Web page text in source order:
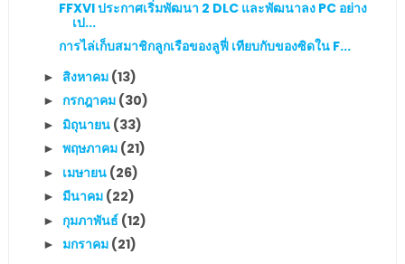
FFXVI ประกาศเริ่มพัฒนา 2 DLC และพัฒนาลง PC อย่าง
เป...
การไล่เก็บสมาชิกลูกเรือของลูฟี่ เทียบกับของซิดใน F...
► สิงหาคม (13)
► กรกฎาคม (30)
► มิถุนายน (33)
► พฤษภาคม (21)
► เมษายน (26)
► มีนาคม (22)
► กุมภาพันธ์ (12)
► มกราคม (21)